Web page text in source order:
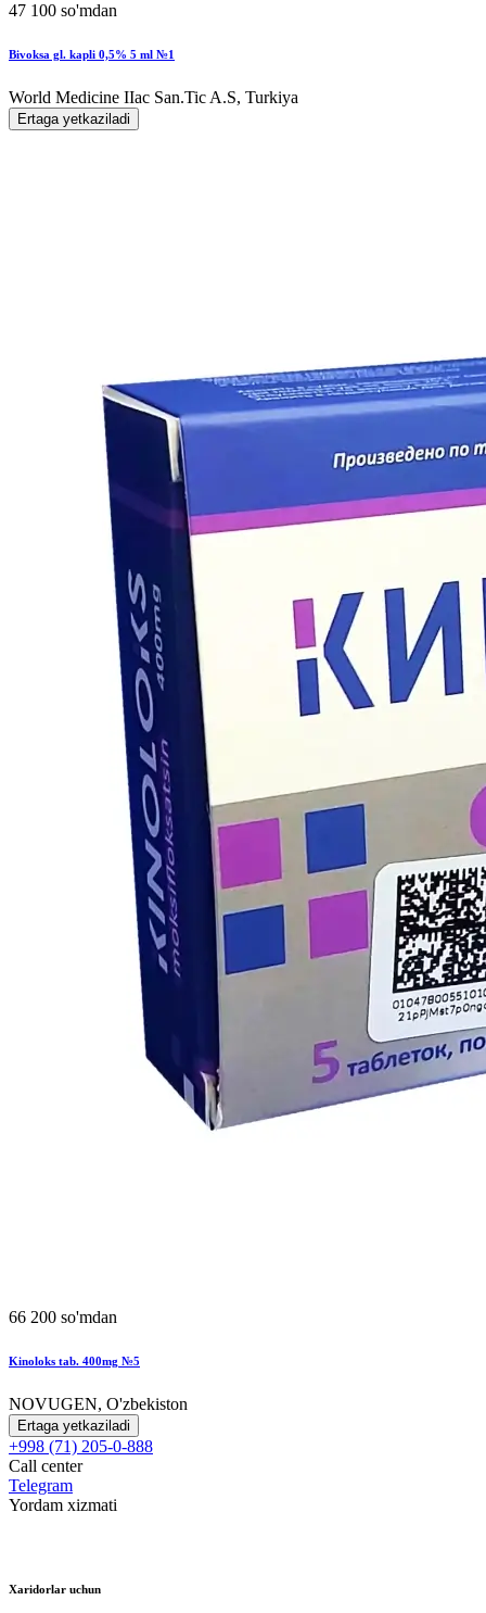
47 100 so'mdan
Bivoksa gl. kapli 0,5% 5 ml №1
World Мedicine IIac San.Tic A.S, Turkiya
Ertaga yetkaziladi
66 200 so'mdan
Kinoloks tab. 400mg №5
NOVUGEN, O'zbekiston
Ertaga yetkaziladi
+998 (71) 205-0-888
Call center
Telegram
Yordam xizmati
Xaridorlar uchun